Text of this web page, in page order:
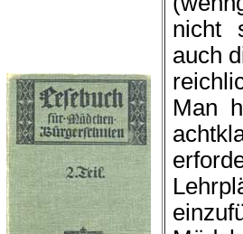
nicht
auch
Man